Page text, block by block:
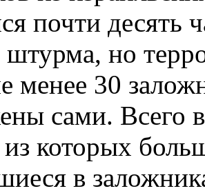
почти десять
но
менее 30
сами. Всего
из которых
в